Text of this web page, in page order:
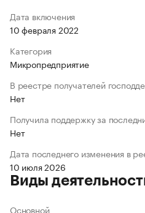
Дата включения
10 февраля 2022
Категория
Микропредприятие
В реестре получателей
Нет
Получила поддержку за
Нет
Дата последнего изменения в
10 июля 2026
Виды
Основной